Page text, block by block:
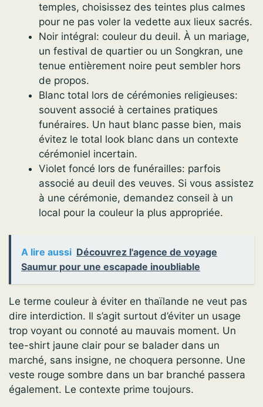
temples, choisissez des teintes plus calmes
pour ne pas voler la vedette aux lieux sacrés.
Noir intégral: couleur du deuil. À un mariage,
un festival de quartier ou un Songkran, une
tenue entièrement noire peut sembler hors
de propos.
Blanc total lors de cérémonies religieuses:
souvent associé à certaines pratiques
funéraires. Un haut blanc passe bien, mais
évitez le total look blanc dans un contexte
cérémoniel incertain.
Violet foncé lors de funérailles: parfois
associé au deuil des veuves. Si vous assistez
à une cérémonie, demandez conseil à un
local pour la couleur la plus appropriée.
A lire aussi Découvrez l'agence de voyage
Saumur pour une escapade inoubliable
Le terme couleur à éviter en thaïlande ne veut pas
dire interdiction. Il s’agit surtout d’éviter un usage
trop voyant ou connoté au mauvais moment. Un
tee-shirt jaune clair pour se balader dans un
marché, sans insigne, ne choquera personne. Une
veste rouge sombre dans un bar branché passera
également. Le contexte prime toujours.